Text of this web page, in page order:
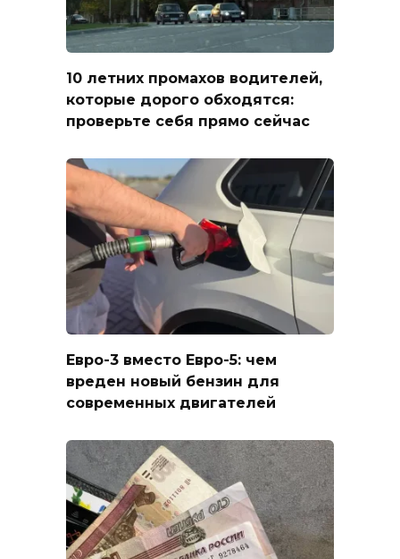
10 летних промахов водителей,
которые дорого обходятся:
проверьте себя прямо сейчас
Евро-3 вместо Евро-5: чем
вреден новый бензин для
современных двигателей